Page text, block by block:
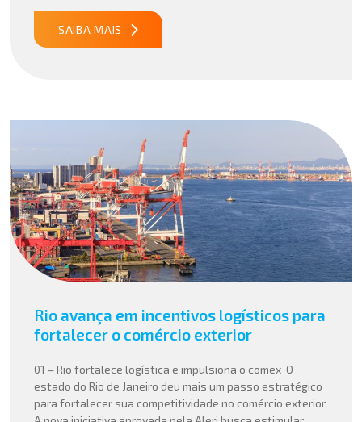
tarefas, a IA vem sendo aplicada para interpretar dados
complexos, […]
SAIBA MAIS
Rio avança em incentivos logísticos para
fortalecer o comércio exterior
01 – Rio fortalece logística e impulsiona o comex O
estado do Rio de Janeiro deu mais um passo estratégico
para fortalecer sua competitividade no comércio exterior.